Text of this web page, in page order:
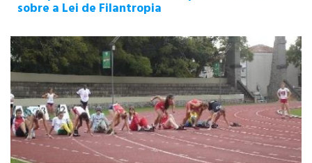
CURSOS E EVENTOS
sobre a Lei de Filantropia